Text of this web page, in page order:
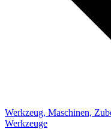
Werkzeug, Maschinen,
Werkzeuge